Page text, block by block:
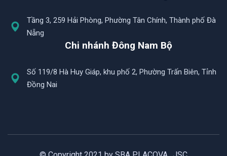
Tầng 3, 259 Hải Phòng, Phường Tân Chính, Thành phố Đà
Nẵng
Chi nhánh Đông Nam Bộ
Số 119/8 Hà Huy Giáp, khu phố 2, Phường Trấn Biên, Tỉnh
Đồng Nai